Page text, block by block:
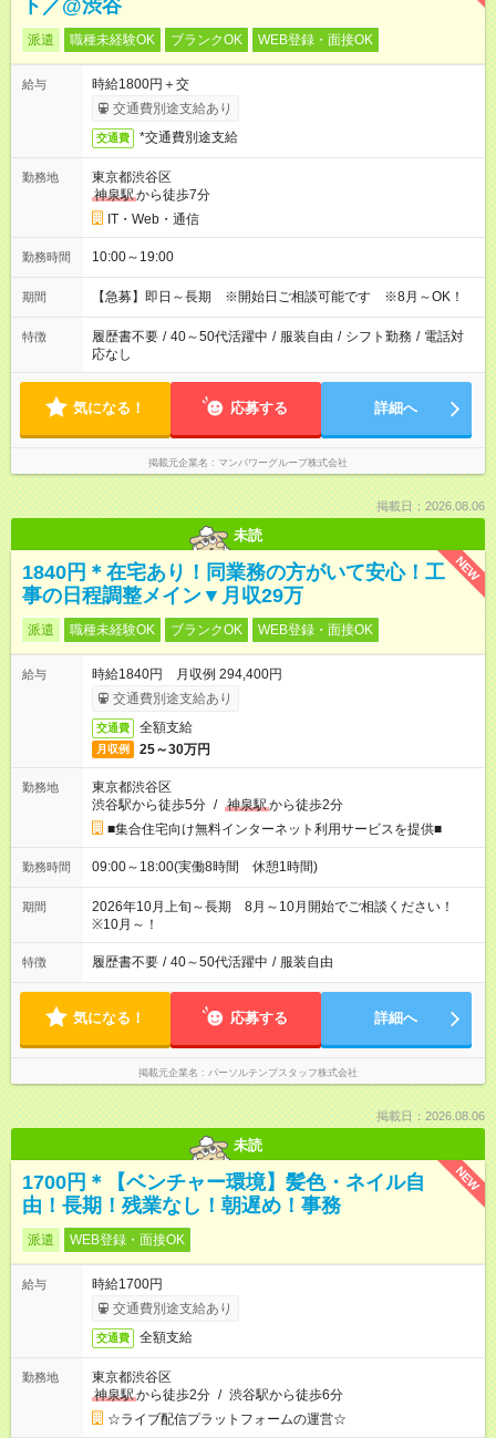
ト／@渋谷
派遣 職種未経験OK ブランクOK WEB登録・面接OK
給与
時給1800円＋交
交通費別途支給あり
交通費 *交通費別途支給
勤務地
東京都渋谷区
神泉駅から徒歩7分
IT・Web・通信
勤務時間 10:00～19:00
期間 【急募】即日～長期 ※開始日ご相談可能です ※8月～OK！
特徴 履歴書不要 / 40～50代活躍中 / 服装自由 / シフト勤務 / 電話対
応なし
気になる！ 応募する 詳細へ
掲載元企業名 マンパワーグループ株式会社
掲載日：2026.08.06
未読
NEW
1840円＊在宅あり！同業務の方がいて安心！工
事の日程調整メイン▼月収29万
派遣 職種未経験OK ブランクOK WEB登録・面接OK
給与
時給1840円 月収例 294,400円
交通費別途支給あり
交通費 全額支給
月収例 25～30万円
勤務地
東京都渋谷区
渋谷駅から徒歩5分 / 神泉駅から徒歩2分
■集合住宅向け無料インターネット利用サービスを提供■
勤務時間 09:00～18:00(実働8時間 休憩1時間)
期間
2026年10月上旬～長期 8月～10月開始でご相談ください！
※10月～！
特徴 履歴書不要 / 40～50代活躍中 / 服装自由
気になる！ 応募する 詳細へ
掲載元企業名 パーソルテンプスタッフ株式会社
掲載日：2026.08.06
未読
NEW
1700円＊【ベンチャー環境】髪色・ネイル自
由！長期！残業なし！朝遅め！事務
派遣 WEB登録・面接OK
給与
時給1700円
交通費別途支給あり
交通費 全額支給
勤務地
東京都渋谷区
神泉駅から徒歩2分 / 渋谷駅から徒歩6分
☆ライブ配信プラットフォームの運営☆